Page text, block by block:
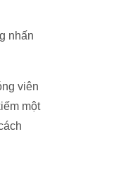
nhấn
viên
một